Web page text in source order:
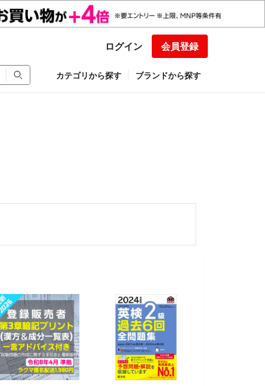
ログイン 会員登録
カテゴリから探す ブランドから探す